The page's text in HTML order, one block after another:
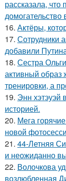
рассказала,
домогательство
16. Актёры,
17. Сотрудники
добавили
18. Сестра
активный образ
тренировки, а
19. Энн хэтэуэй
историей.
20. Мега
новой
21. 44-Летняя
и неожиданно
22. Волочкова
возлюбленная